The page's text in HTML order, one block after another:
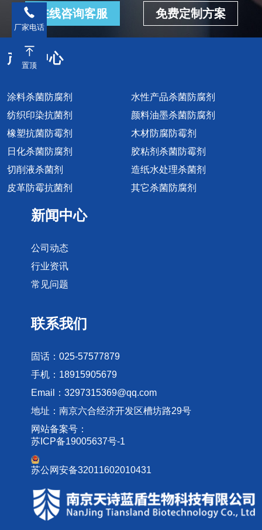
输过程中，若
母菌等，防...
生间、地下
室）等对卫生
剂在涂料中分
布均匀，形成
持久抗菌层。
作为添加剂改
作方法：...
广谱抗菌性、
耐热性好、安
盐/季磷盐、卤
胺、三氯生、
物等。这些...
在线咨询客服 免费定制方案
产品中心
涂料杀菌防腐剂
水性产品杀菌防腐剂
纺织印染抗菌剂
颜料油墨杀菌防腐剂
橡塑抗菌防霉剂
木材防腐防霉剂
日化杀菌防腐剂
胶粘剂杀菌防霉剂
切削液杀菌剂
造纸水处理杀菌剂
皮革防霉抗菌剂
其它杀菌防腐剂
新闻中心
公司动态
行业资讯
常见问题
联系我们
固话：025-57577879
手机：18915905679
Email：3297315369@qq.com
地址：南京六合经济开发区槽坊路29号
网站备案号：
苏ICP备19005637号-1
苏公网安备32011602010431
厂家电话
置顶